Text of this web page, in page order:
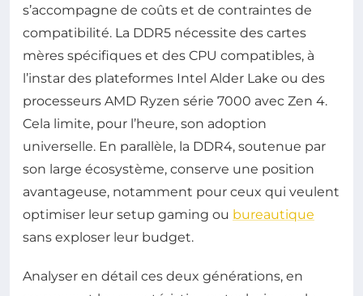
s’accompagne de coûts et de contraintes de
compatibilité. La DDR5 nécessite des cartes
mères spécifiques et des CPU compatibles, à
l’instar des plateformes Intel Alder Lake ou des
processeurs AMD Ryzen série 7000 avec Zen 4.
Cela limite, pour l’heure, son adoption
universelle. En parallèle, la DDR4, soutenue par
son large écosystème, conserve une position
avantageuse, notamment pour ceux qui veulent
optimiser leur setup gaming ou bureautique
sans exploser leur budget.
Analyser en détail ces deux générations, en